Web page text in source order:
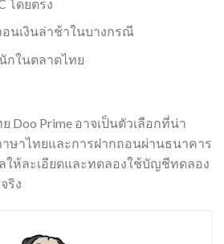
โดยตรง
อนเงินล่าช้าในบางกรณี
กในตลาดไทย
Doo Prime อาจเป็นตัวเลือกที่น่า
าษาไทยและการฝากถอนผ่านธนาคาร
ห้ละเอียดและทดลองใช้บัญชีทดลอง
ริง